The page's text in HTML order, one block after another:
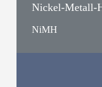
Nickel-Metall-
NiMH